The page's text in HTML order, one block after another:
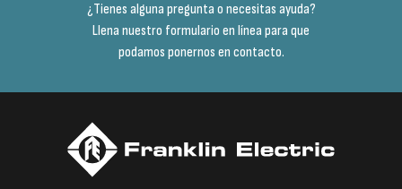
¿Tienes alguna pregunta o necesitas ayuda?
Llena nuestro formulario en línea para que
podamos ponernos en contacto.